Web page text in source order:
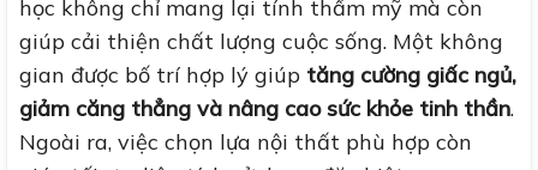
học không chỉ mang lại tính thẩm mỹ mà còn
giúp cải thiện chất lượng cuộc sống. Một không
gian được bố trí hợp lý giúp tăng cường giấc ngủ,
giảm căng thẳng và nâng cao sức khỏe tinh thần.
Ngoài ra, việc chọn lựa nội thất phù hợp còn